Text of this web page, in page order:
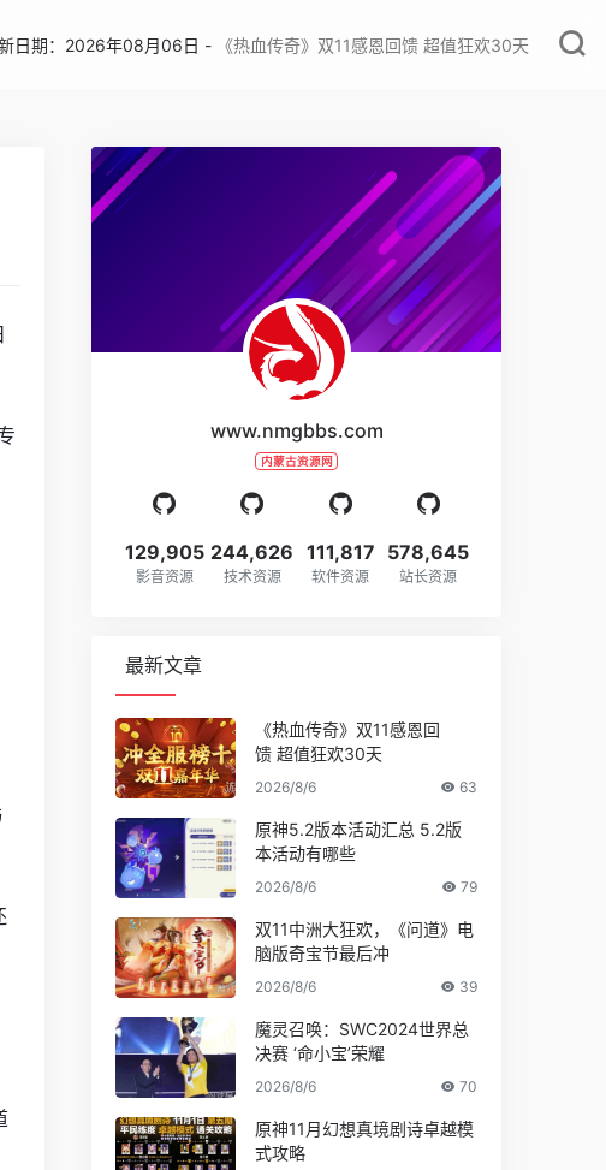
日期：2026年08月06日 - 《热血传奇》双11感恩回馈 超值狂欢30天
www.nmgbbs.com
内蒙古资源网
129,905
影音资源
244,626
技术资源
111,817
软件资源
578,645
站长资源
最新文章
《热血传奇》双11感恩回
馈 超值狂欢30天
2026/8/6 63
原神5.2版本活动汇总 5.2版
本活动有哪些
2026/8/6 79
双11中洲大狂欢，《问道》电
脑版奇宝节最后冲
2026/8/6 39
魔灵召唤：SWC2024世界总
决赛 ‘命小宝’荣耀
2026/8/6 70
原神11月幻想真境剧诗卓越模
式攻略